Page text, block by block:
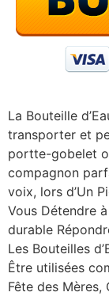
La Bouteille
transporter et
portte-gobelet
compagnon
voix, lors d’Un
Vous Détendre
durable
Les Bouteilles
Être utilisées
Fête des Mères,